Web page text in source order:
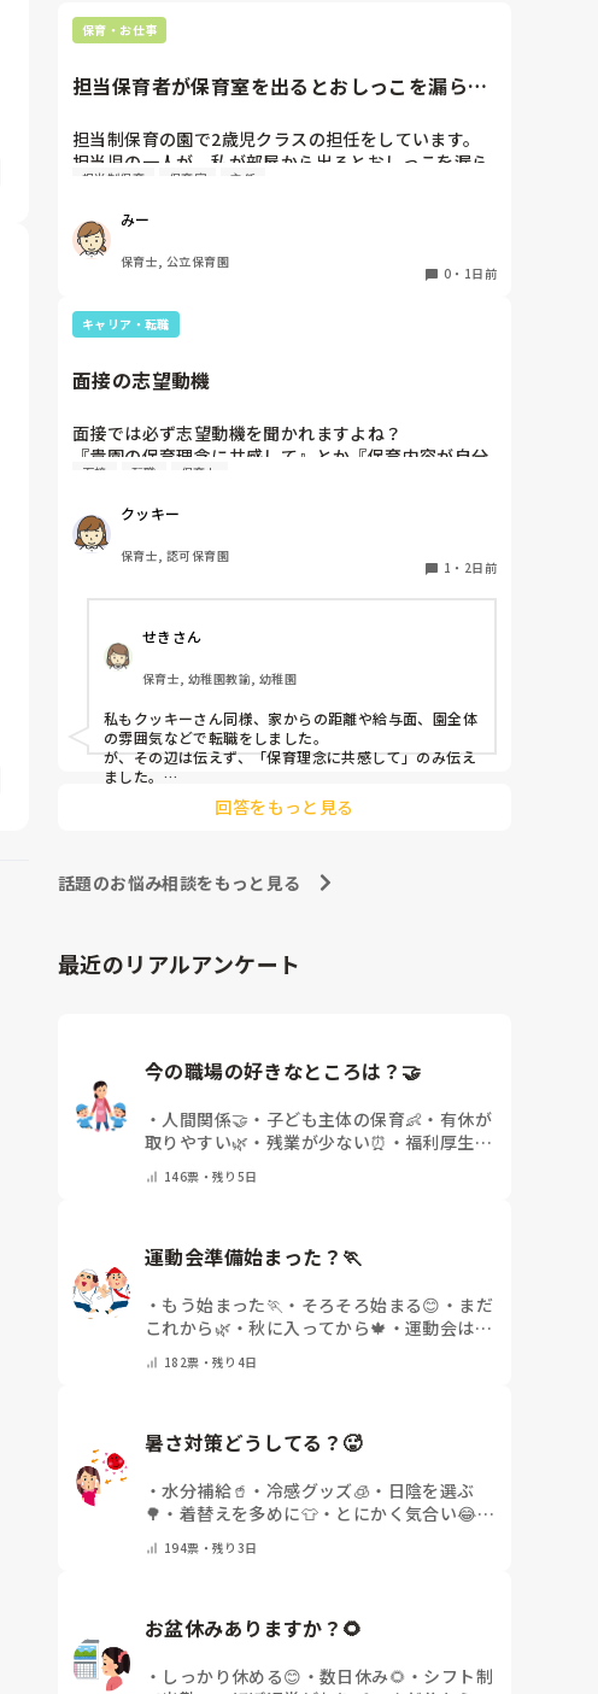
ます。
立ち続けると、腰や股関節にきます。
自転車通勤ですが、それも、膝や太ももに痛みが来始
めました。
今は８月。
１週間休んでいます。
家でもやることはあります。
日常生活すら支障をきたすほどになりました。
なので、子ども椅子程度の高さの踏み台に座って、試
ただじっと座っていても、5分も座ればお尻に痛みが
この高さの作業だと意外に、
体をひねる、少し立ち上がる、体を折りたたむような
その度にあちらこちらに痛みが来て
立ち上がる時には、膝や太ももが固まり痛みが……
腰痛、膝痛お持ちの方は、どの程度の痛みで働かれて
痛みには強い方と思っていました。
出産等で、幾度か開腹手術をしましたが、翌日には歩
けましたし…
今回は、今少し治まっている痛みがぶり返したどうし
ようという思いもあり、ちょっと無理かも…と思い始
整骨院に行ってより酷くなって帰ってきたことがあ
り、怖くて行けていません。
に、しっかり休んでくださいね。
保育・お仕事
担当保育者が保育室を出るとおしっこを漏らす
担当制保育の園で2歳児クラスの担任をしています。
担当児の一人が、私が部屋から出るとおしっこを漏ら
すようになりました。
ます。4月から私への執着が強かったのですが、特に
寝かしつけの時に私がそばに行かないと繰り返し大き
い声で呼んだり私が寝かしつけしている子にちょっか
した。行ったところで出ないこともしばしば…
パンツで寝れる子が増えてきて、寝かしつけの時にト
イレに行きたい子が時差でいるのですが、私がその対
応で外に出ようとするとその子も行きたがります。
ているので、その子には待っててねといい外に出てい
ました。今日はそれで2回漏らしています。
そうで、クラスのリーダーの先生から絞り出して注意
を引こうとしているように見えると言われました。
日頃からそのことの関わりはしっかり持てるように意
今後どのように関わっていけばいいのか悩んでいま
担当制保育 保育室 主任
みー
保育士, 公立保育園
0 ・ 1日前
キャリア・転職
面接の志望動機
面接では必ず志望動機を聞かれますよね？
『貴園の保育理念に共感して』とか『保育内容が自分
に合ってると思いました』等々が多いかと思います
私自身、園の雰囲気とか園の規模、保育内容は勘案し
ますが正直なところ、家から通いやすいか、給与はど
うか…というところに重きを置いています
もちろんそんなことは話せませんが
た、本音はどうですか？
面接 転職 保育士
クッキー
保育士, 認可保育園
1 ・ 2日前
せきさん
保育士, 幼稚園教諭, 幼稚園
私もクッキーさん同様、家からの距離や給与面、園全体
の雰囲気などで転職をしました。
が、その辺は伝えず、「保育理念に共感して」のみ伝え
ました。
あとは、自分の長所や得意なことが活かせそうだと感じ
たと伝えました☺︎
回答をもっと見る
話題のお悩み相談をもっと見る
最近のリアルアンケート
・ 人間関係🤝 ・ 子ども主体の保育👶 ・ 有休が
取りやすい🌿 ・ 残業が少ない⏰ ・ 福利厚生・
146票・残り5日
運動会準備始まった？🏃
・ もう始まった🏃 ・ そろそろ始まる😊 ・ まだ
これから🌿 ・秋に入ってから🍁 ・ 運動会はな
ください)
182票・残り4日
暑さ対策どうしてる？🥵
・水分補給🥤 ・ 冷感グッズ🧊 ・ 日陰を選ぶ
🌳 ・ 着替えを多めに👕・ とにかく気合い😂・
194票・残り3日
お盆休みありますか？🌻
・ しっかり休める😊 ・ 数日休み🌻 ・ シフト制